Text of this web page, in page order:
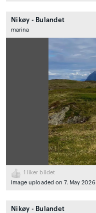
Nikøy - Bulandet
marina
1
liker bildet
Image uploaded on 7. May 2026
Nikøy - Bulandet